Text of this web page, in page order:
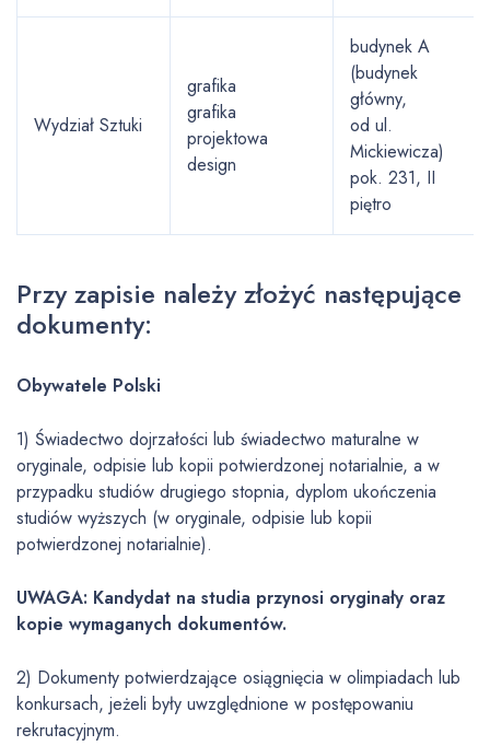
Wydział Sztuki
grafika
grafika
projektowa
design
budynek A
(budynek
główny,
od ul.
Mickiewicza)
pok. 231, II
piętro
Przy zapisie należy złożyć następujące
dokumenty:
Obywatele Polski
1) Świadectwo dojrzałości lub świadectwo maturalne w
oryginale, odpisie lub kopii potwierdzonej notarialnie, a w
przypadku studiów drugiego stopnia, dyplom ukończenia
studiów wyższych (w oryginale, odpisie lub kopii
potwierdzonej notarialnie).
UWAGA: Kandydat na studia przynosi oryginały oraz
kopie wymaganych dokumentów.
2) Dokumenty potwierdzające osiągnięcia w olimpiadach lub
konkursach, jeżeli były uwzględnione w postępowaniu
rekrutacyjnym.